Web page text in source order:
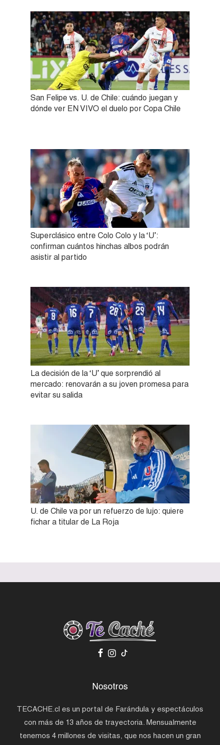
San Felipe vs. U. de Chile: cuándo juegan y
dónde ver EN VIVO el duelo por Copa Chile
Superclásico entre Colo Colo y la ‘U’:
confirman cuántos hinchas albos podrán
asistir al partido
La decisión de la ‘U’ que sorprendió al
mercado: renovarán a su joven promesa para
evitar su salida
U. de Chile va por un refuerzo de lujo: quiere
fichar a titular de La Roja
Nosotros
TECACHE.cl es un portal de Farándula y espectáculos
con más de 13 años de trayectoria. Mensualmente
tenemos 4 millones de visitas, que nos hacen un gran